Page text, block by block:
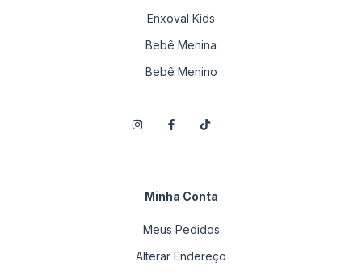
Enxoval Kids
Bebê Menina
Bebê Menino
Minha Conta
Meus Pedidos
Alterar Endereço